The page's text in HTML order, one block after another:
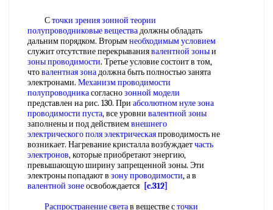
Сточки зрениязонной теории
полупроводниковые веществадолжны обладать
дальним порядком. Вторымнеобходимым условием
служит отсутствие перекрываниявалентной зоныи
зоны проводимости. Третье условие состоит в том,
чтовалентная зонадолжна быть полностью занята
электронами. Механизм проводимости
полупроводникасогласнозонной модели
представлен на рис. 130. При абсолютном нулезона
проводимости пуста, все уровни валентной зоны
заполнены и под действиемвнешнего
электрического поля электрическаяпроводимость не
возникает. Нагревание кристалла возбуждаетчасть
электронов, которые приобретают энергию,
превышающую ширину запрещенной зоны. Эти
электроны попадают в зону проводимости, а в
валентной зонеосвобождается [c.312]
Распространение светав веществе сточки